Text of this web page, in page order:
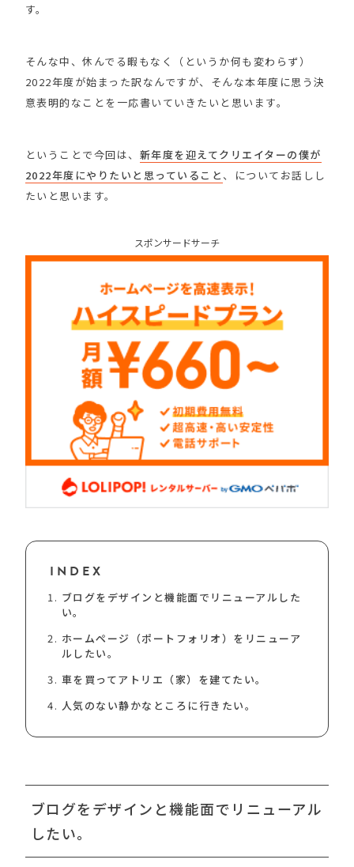
す。
そんな中、休んでる暇もなく（というか何も変わらず）
2022年度が始まった訳なんですが、そんな本年度に思う決
意表明的なことを一応書いていきたいと思います。
ということで今回は、 新年度を迎えてクリエイターの僕が
2022年度にやりたいと思っていること 、についてお話しし
たいと思います。
スポンサードサーチ
INDEX
ブログをデザインと機能面でリニューアルした
い。
ホームページ（ポートフォリオ）をリニューア
ルしたい。
車を買ってアトリエ（家）を建てたい。
人気のない静かなところに行きたい。
ブログをデザインと機能面でリニューアル
したい。